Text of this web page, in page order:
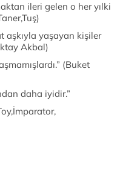
ileri gelen o her yılki
aşkıyla yaşayan kişiler
Akbal)
(Buket
daha iyidir.”